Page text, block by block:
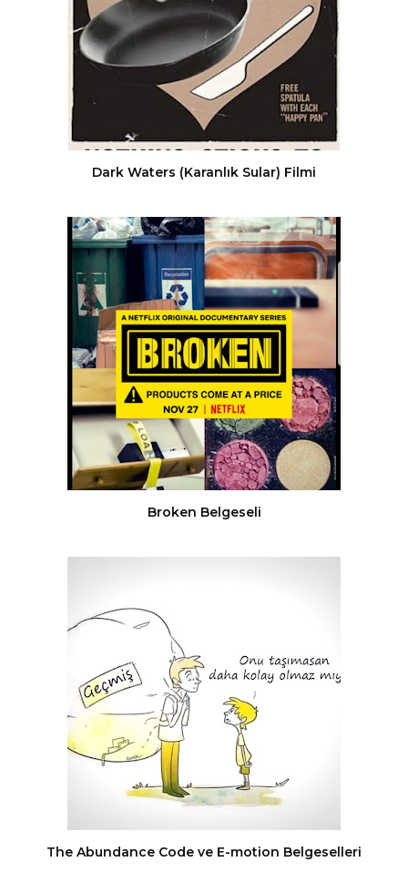
Dark Waters (Karanlık Sular) Filmi
Broken Belgeseli
The Abundance Code ve E-motion Belgeselleri